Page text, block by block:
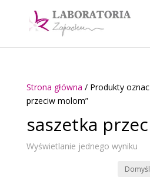
Strona główna / Produkty
przeciw molom”
saszetka
Wyświetlanie jednego wyniku